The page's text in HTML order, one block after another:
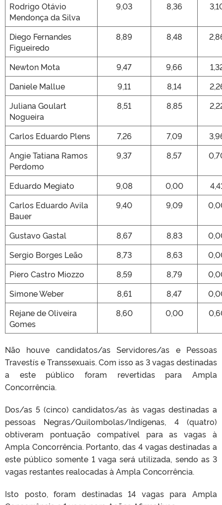
Rodrigo Otávio
Mendonça da Silva
9,03 8,36
Diego Fernandes
Figueiredo
8,89 8,48
Newton Mota 9,47 9,66
Daniele Mallue
9,11 8,14
Juliana Goulart
Nogueira
8,51 8,85
Carlos Eduardo Plens 7,26 7,09
Angie Tatiana Ramos
Perdomo
9,37 8,57
Eduardo Megiato 9,08 0,00
Carlos Eduardo Avila
Bauer
9,40 9,09
Gustavo Gastal 8,67 8,83
Sergio Borges Leão
8,73 8,63
Piero Castro Miozzo
8,59 8,79
Simone Weber
8,61 8,47
Rejane de Oliveira
Gomes
8,60 0,00
Não houve candidatos/as Servidores/as e Pessoas
Travestís e Transsexuais. Com isso as 3 vagas destinadas
a este público foram revertidas para Ampla
Concorrência.
Dos/as 5 (cinco) candidatos/as às vagas destinadas a
pessoas Negras/Quilombolas/Indígenas, 4 (quatro)
obtiveram pontuação compatível para as vagas à
Ampla Concorrência. Portanto, das 4 vagas destinadas a
este público somente 1 vaga será utilizada, sendo as 3
vagas restantes realocadas à Ampla Concorrência.
Isto posto, foram destinadas 14 vagas para Ampla